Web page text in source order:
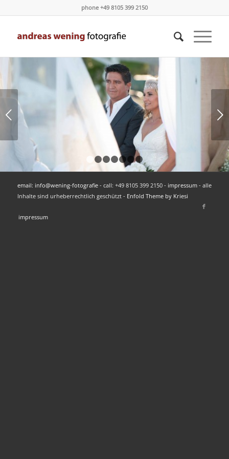
phone +49 8105 399 2150
Next
1 2 3 4 5
email: info@wening-fotografie- call: +49 8105 399 2150 - impressum- alle
Inhalte sind urheberrechtlich geschützt - Enfold Theme by Kriesi
impressum